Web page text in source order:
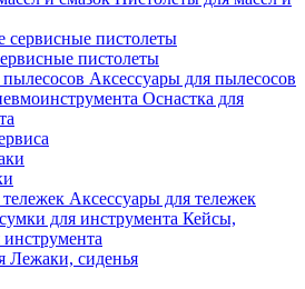
пистолеты
Аксессуары для пылесосов
Оснастка для
Аксессуары для тележек
Кейсы,
Лежаки, сиденья